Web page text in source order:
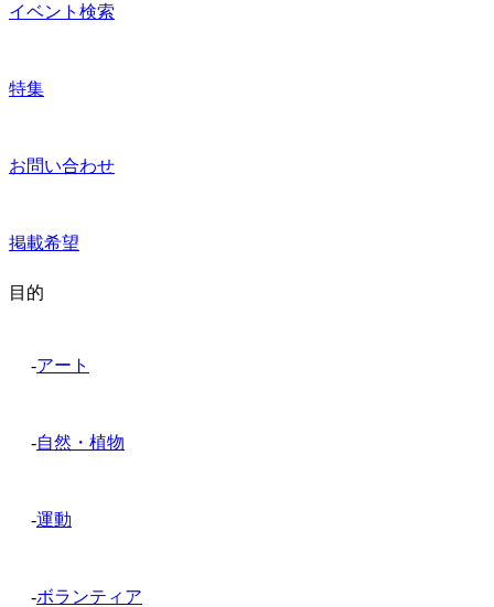
イベント検索
特集
お問い合わせ
掲載希望
目的
-アート
-自然・植物
-運動
-ボランティア